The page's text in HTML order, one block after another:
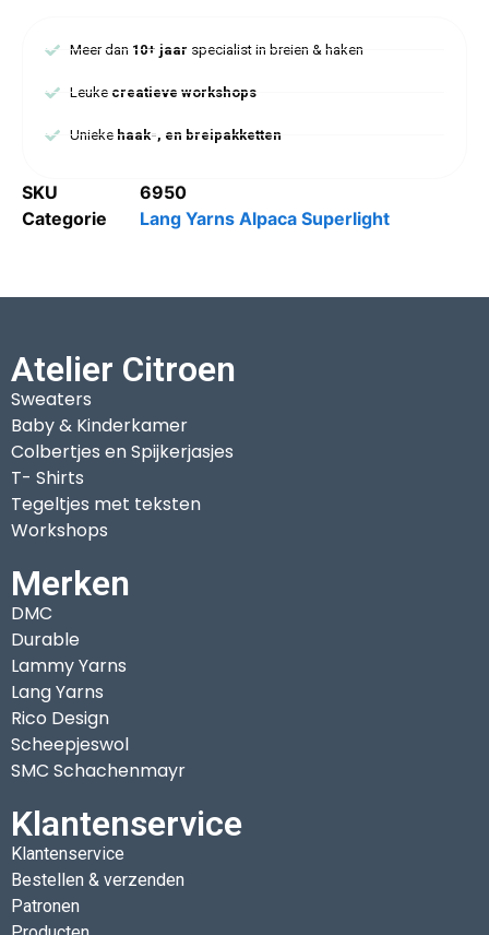
Meer dan 10+ jaar specialist in breien & haken
Leuke creatieve workshops
Uniekehaak-, en breipakketten
SKU
6950
Categorie
Lang Yarns Alpaca Superlight
Atelier Citroen
Sweaters
Baby & Kinderkamer
Colbertjes en Spijkerjasjes
T- Shirts
Tegeltjes met teksten
Workshops
Merken
DMC
Durable
Lammy Yarns
Lang Yarns
Rico Design
Scheepjeswol
SMC Schachenmayr
Klantenservice
Klantenservice
Bestellen & verzenden
Patronen